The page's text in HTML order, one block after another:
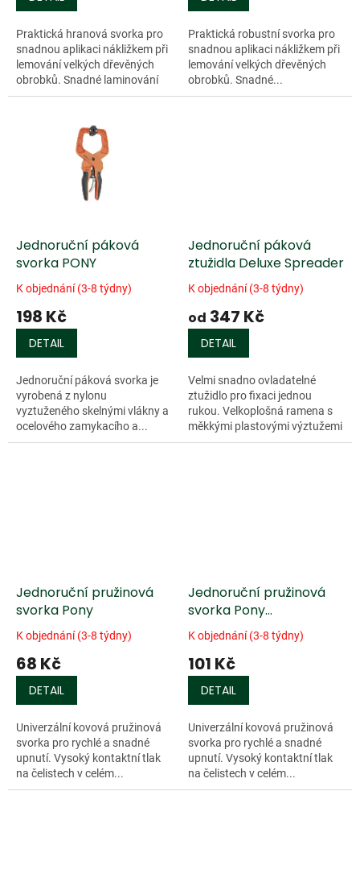
Praktická hranová svorka pro
snadnou aplikaci nákližkem při
lemování velkých dřevěných
obrobků. Snadné laminování
pomocí šablon jednoduše bez
Neklouzavé...
Praktická robustní svorka pro
snadnou aplikaci nákližkem při
lemování velkých dřevěných
obrobků. Snadné...
Jednoruční páková
svorka PONY
K objednání (3-8 týdny)
198 Kč
DETAIL
Jednoruční páková svorka je
vyrobená z nylonu
vyztuženého skelnými vlákny a
ocelového zamykacího a...
Jednoruční páková
ztužidla Deluxe Spreader
K objednání (3-8 týdny)
od 347 Kč
DETAIL
Velmi snadno ovladatelné
ztužidlo pro fixaci jednou
rukou. Velkoplošná ramena s
měkkými plastovými výztužemi
dokonale chrání fixovaný dílec.
Jednoruční pružinová
svorka Pony
K objednání (3-8 týdny)
68 Kč
DETAIL
Univerzální kovová pružinová
svorka pro rychlé a snadné
upnutí. Vysoký kontaktní tlak
na čelistech v celém...
Jednoruční pružinová
svorka Pony
»Protection«
K objednání (3-8 týdny)
101 Kč
DETAIL
Univerzální kovová pružinová
svorka pro rychlé a snadné
upnutí. Vysoký kontaktní tlak
na čelistech v celém...